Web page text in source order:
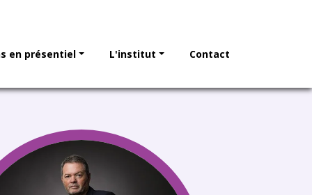
en présentiel L'institut Contact